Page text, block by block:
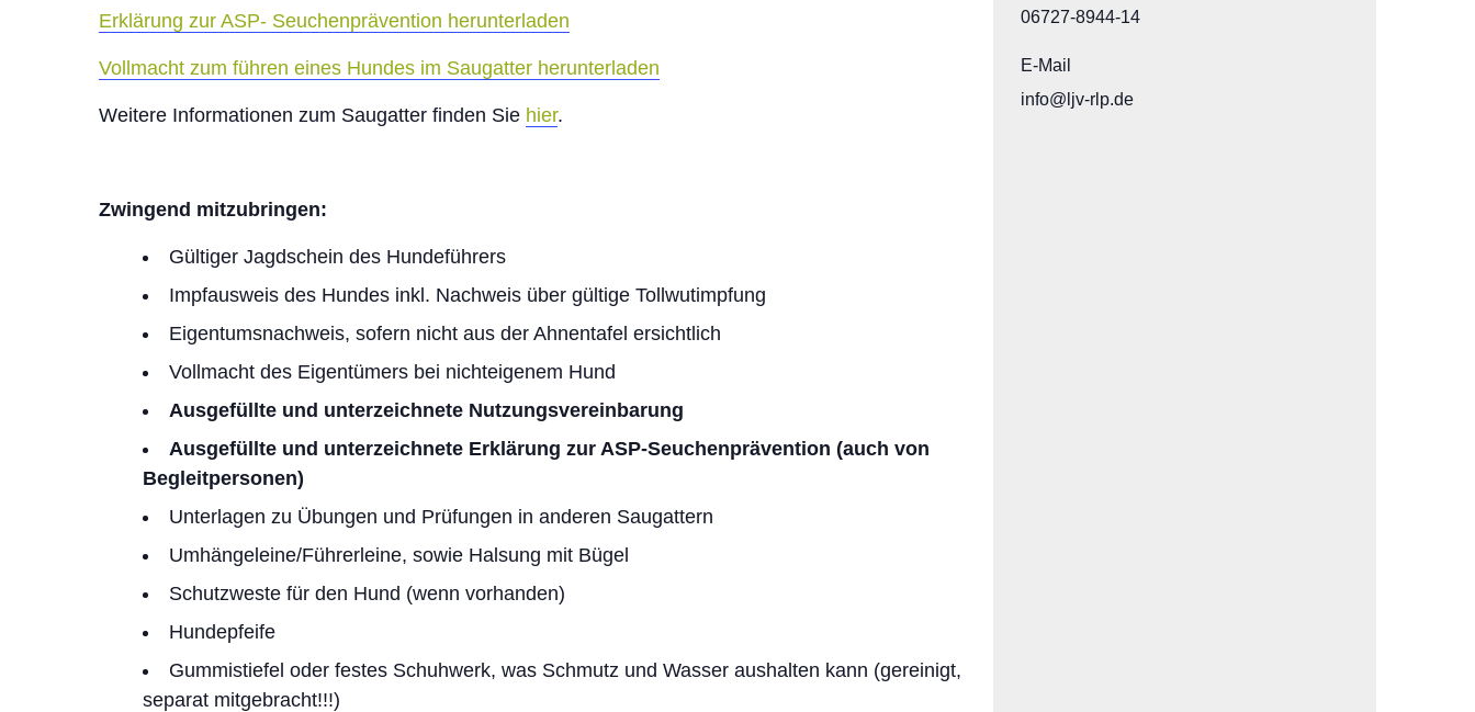
Erklärung zur ASP- Seuchenprävention herunterladen
Vollmacht zum führen eines Hundes im Saugatter herunterladen
Weitere Informationen zum Saugatter finden Sie hier.
Zwingend mitzubringen:
Gültiger Jagdschein des Hundeführers
Impfausweis des Hundes inkl. Nachweis über gültige Tollwutimpfung
Eigentumsnachweis, sofern nicht aus der Ahnentafel ersichtlich
Vollmacht des Eigentümers bei nichteigenem Hund
Ausgefüllte und unterzeichnete Nutzungsvereinbarung
Ausgefüllte und unterzeichnete Erklärung zur ASP-Seuchenprävention (auch von
Begleitpersonen)
Unterlagen zu Übungen und Prüfungen in anderen Saugattern
Umhängeleine/Führerleine, sowie Halsung mit Bügel
Schutzweste für den Hund (wenn vorhanden)
Hundepfeife
Gummistiefel oder festes Schuhwerk, was Schmutz und Wasser aushalten kann (gereinigt,
separat mitgebracht!!!)
06727-8944-14
E-Mail
info@ljv-rlp.de